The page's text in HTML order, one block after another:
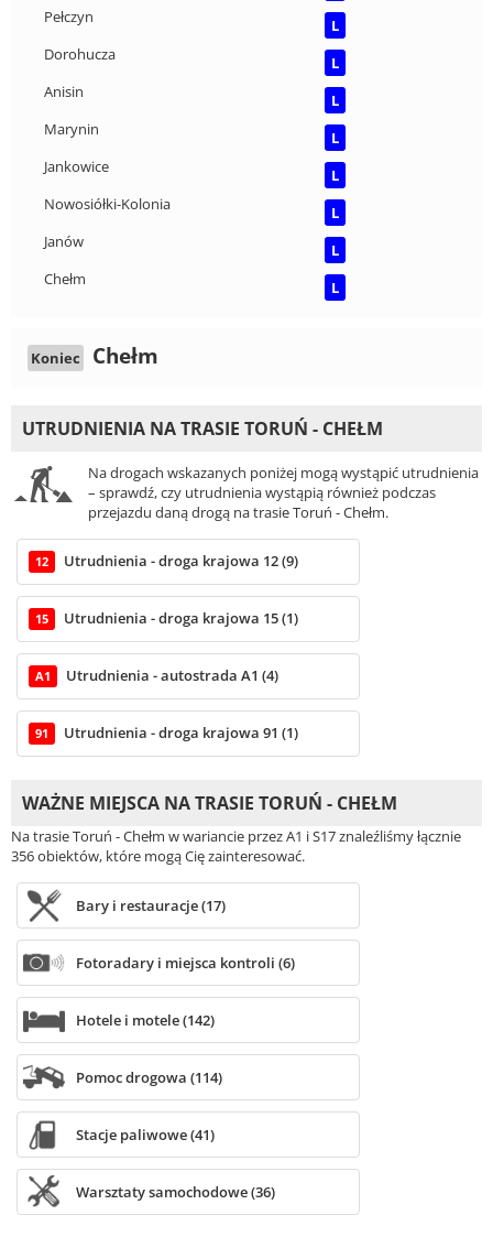
Pełczyn
L
Dorohucza
L
Anisin
L
Marynin
L
Jankowice
L
Nowosiółki-Kolonia
L
Janów
L
Chełm
L
Koniec Chełm
UTRUDNIENIA NA TRASIE TORUŃ - CHEŁM
Na drogach wskazanych poniżej mogą wystąpić utrudnienia
– sprawdź, czy utrudnienia wystąpią również podczas
przejazdu daną drogą na trasie Toruń - Chełm.
12 Utrudnienia - droga krajowa 12 (9)
15 Utrudnienia - droga krajowa 15 (1)
A1 Utrudnienia - autostrada A1 (4)
91 Utrudnienia - droga krajowa 91 (1)
WAŻNE MIEJSCA NA TRASIE TORUŃ - CHEŁM
Na trasie Toruń - Chełm w wariancie przez A1 i S17 znaleźliśmy łącznie
356 obiektów, które mogą Cię zainteresować.
Bary i restauracje (17)
Fotoradary i miejsca kontroli (6)
Hotele i motele (142)
Pomoc drogowa (114)
Stacje paliwowe (41)
Warsztaty samochodowe (36)